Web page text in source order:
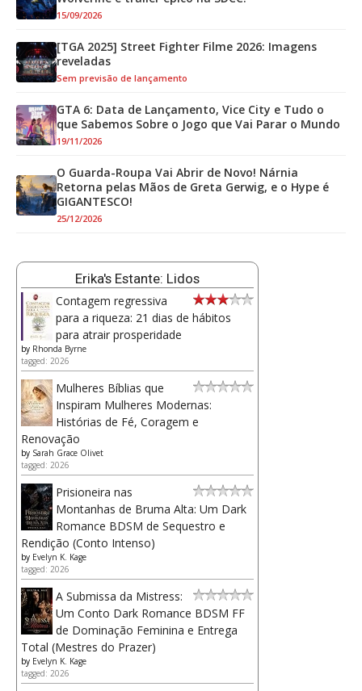
15/09/2026
[TGA 2025] Street Fighter Filme 2026: Imagens
reveladas
Sem previsão de lançamento
GTA 6: Data de Lançamento, Vice City e Tudo o
que Sabemos Sobre o Jogo que Vai Parar o Mundo
19/11/2026
O Guarda-Roupa Vai Abrir de Novo! Nárnia
Retorna pelas Mãos de Greta Gerwig, e o Hype é
GIGANTESCO!
25/12/2026
Erika's Estante: Lidos
Contagem regressiva
para a riqueza: 21 dias de hábitos
para atrair prosperidade
by Rhonda Byrne
tagged: 2026
Mulheres Bíblias que
Inspiram Mulheres Modernas:
Histórias de Fé, Coragem e
Renovação
by Sarah Grace Olivet
tagged: 2026
Prisioneira nas
Montanhas de Bruma Alta: Um Dark
Romance BDSM de Sequestro e
Rendição (Conto Intenso)
by Evelyn K. Kage
tagged: 2026
A Submissa da Mistress:
Um Conto Dark Romance BDSM FF
de Dominação Feminina e Entrega
Total (Mestres do Prazer)
by Evelyn K. Kage
tagged: 2026